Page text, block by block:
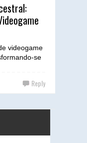
videogame
se
Reply